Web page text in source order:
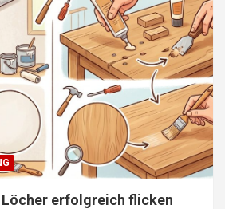
Löcher erfolgreich flicken